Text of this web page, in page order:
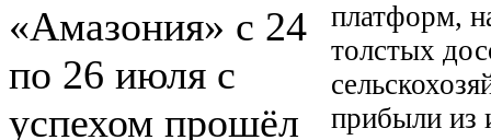
«Амазония» с 24
по 26 июля с
успехом прошёл
платформ,
толстых
прибыли из